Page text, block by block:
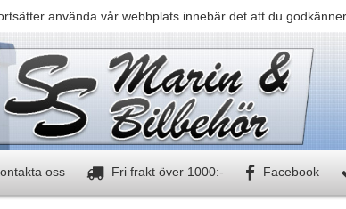
använda vår webbplats innebär det att du godkänner
oss Fri frakt över 1000:- Facebook